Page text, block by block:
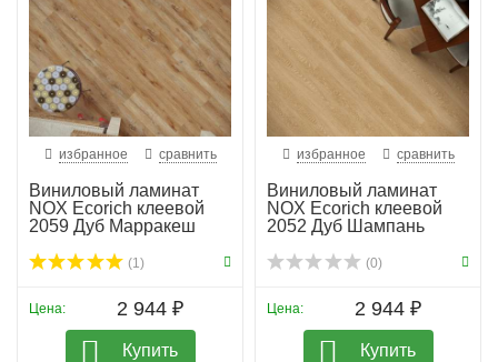
избранное сравнить
Виниловый ламинат
NOX Ecorich клеевой
2059 Дуб Марракеш
(1)
Цена: 2 944 ₽
Купить
избранное сравнить
Виниловый ламинат
NOX Ecorich клеевой
2052 Дуб Шампань
(0)
Цена: 2 944 ₽
Купить